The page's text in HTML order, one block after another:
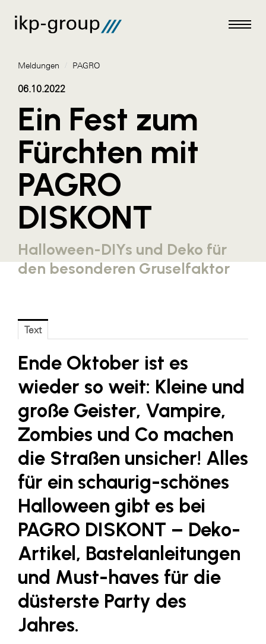
Meldungen
AKTUELLES
ACO
ALEX Krems
Amazon Web Services
AustroCel Hallein
Cineplexx
Controller Institut
Darbo
Designer Outlets Parndorf und Salzburg
DOMOFERM
Essity
EY
FG UBIT Salzburg
foodaffairs
Fressnapf
FRoSTA
FV Energierohstoff & Kraftstoff
Gardena
Gas Connect Austria
Meldungen / PAGRO
06.10.2022
Ein Fest zum
Fürchten mit
PAGRO
DISKONT
Halloween-DIYs und Deko für
den besonderen Gruselfaktor
Text
Ende Oktober ist es
wieder so weit: Kleine und
große Geister, Vampire,
Zombies und Co machen
die Straßen unsicher! Alles
für ein schaurig-schönes
Halloween gibt es bei
PAGRO DISKONT – Deko-
Artikel, Bastelanleitungen
und Must-haves für die
düsterste Party des
Jahres.